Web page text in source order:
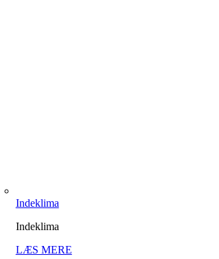
Indeklima
Indeklima
LÆS MERE